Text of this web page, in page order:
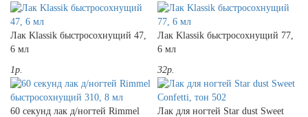
Лак Klassik быстросохнущий 47,
6 мл
1р.
Лак Klassik быстросохнущий 77,
6 мл
32р.
60 секунд лак д/ногтей Rimmel
Лак для ногтей Star dust Sweet